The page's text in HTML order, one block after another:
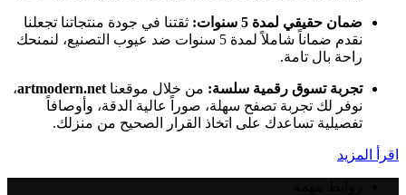
ضمان حقيقي لمدة 5 سنوات:
ثقتنا في جودة منتجاتنا تجعلنا
نقدم ضماناً شاملاً لمدة 5 سنوات ضد عيوب التصنيع، لنمنحك
راحة بال تامة.
تجربة تسوق رقمية سلسة: من خلال موقعنا artmodern.net،
نوفر لك تجربة تصفح سهلة، صوراً عالية الدقة، وأوصافاً
تفصيلية تساعدك على اتخاذ القرار الصحيح من منزلك.
اقرأ المزيد